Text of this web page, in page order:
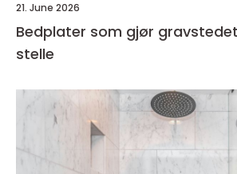
21. June 2026
Bedplater som gjør
stelle